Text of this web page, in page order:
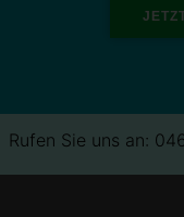
Rufen Sie uns an: